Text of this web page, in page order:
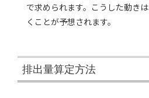
で求められます。こうした動き
くことが予想されます。
排出量算定方法